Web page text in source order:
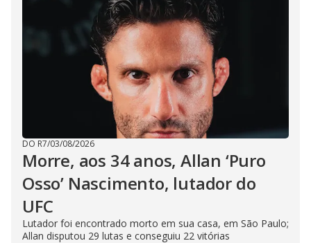
DO R7/03/08/2026
Morre, aos 34 anos, Allan ‘Puro
Osso’ Nascimento, lutador do
UFC
Lutador foi encontrado morto em sua casa, em São Paulo;
Allan disputou 29 lutas e conseguiu 22 vitórias